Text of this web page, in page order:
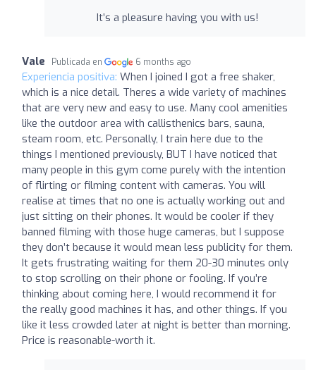
It’s a pleasure having you with us!
Vale Publicada en 6 months ago
Experiencia positiva: When I joined I got a free shaker,
which is a nice detail. Theres a wide variety of machines
that are very new and easy to use. Many cool amenities
like the outdoor area with callisthenics bars, sauna,
steam room, etc. Personally, I train here due to the
things I mentioned previously, BUT I have noticed that
many people in this gym come purely with the intention
of flirting or filming content with cameras. You will
realise at times that no one is actually working out and
just sitting on their phones. It would be cooler if they
banned filming with those huge cameras, but I suppose
they don’t because it would mean less publicity for them.
It gets frustrating waiting for them 20-30 minutes only
to stop scrolling on their phone or fooling. If you’re
thinking about coming here, I would recommend it for
the really good machines it has, and other things. If you
like it less crowded later at night is better than morning.
Price is reasonable-worth it.